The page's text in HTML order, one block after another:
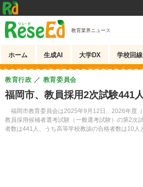
教育業界ニュース
ホーム 生成AI 大学DX 学校回
福岡市、教員採用2次試験441
福岡市教育委員会は2025年9月12日、2026年度
教員採用候補者選考試験（一般選考試験）の第2次
者数は441人、うち高等学校教諭の合格者数は10人
教育行政 教育委員会